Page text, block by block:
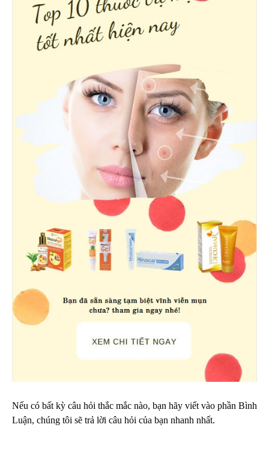
Nếu có bất kỳ câu hỏi thắc mắc nào, bạn hãy viết vào phần Bình
Luận, chúng tôi sẽ trả lời câu hỏi của bạn nhanh nhất.